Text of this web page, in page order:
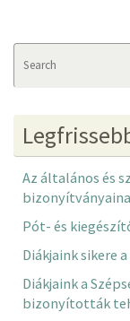
Az általános és
Pót- és
Diákjaink sikere
Diákjaink a
bizonyították